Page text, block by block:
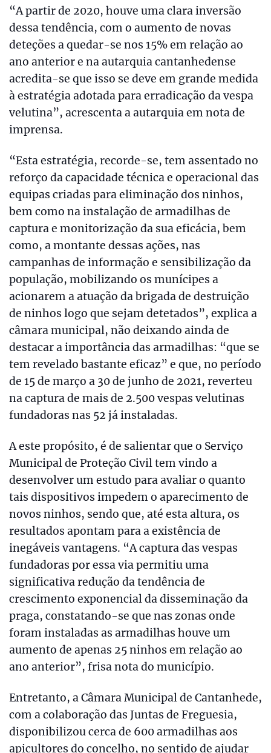
“A partir de 2020, houve uma clara inversão
dessa tendência, com o aumento de novas
deteções a quedar-se nos 15% em relação ao
ano anterior e na autarquia cantanhedense
acredita-se que isso se deve em grande medida
à estratégia adotada para erradicação da vespa
velutina”, acrescenta a autarquia em nota de
imprensa.
“Esta estratégia, recorde-se, tem assentado no
reforço da capacidade técnica e operacional das
equipas criadas para eliminação dos ninhos,
bem como na instalação de armadilhas de
captura e monitorização da sua eficácia, bem
como, a montante dessas ações, nas
campanhas de informação e sensibilização da
população, mobilizando os munícipes a
acionarem a atuação da brigada de destruição
de ninhos logo que sejam detetados”, explica a
câmara municipal, não deixando ainda de
destacar a importância das armadilhas: “que se
tem revelado bastante eficaz” e que, no período
de 15 de março a 30 de junho de 2021, reverteu
na captura de mais de 2.500 vespas velutinas
fundadoras nas 52 já instaladas.
A este propósito, é de salientar que o Serviço
Municipal de Proteção Civil tem vindo a
desenvolver um estudo para avaliar o quanto
tais dispositivos impedem o aparecimento de
novos ninhos, sendo que, até esta altura, os
resultados apontam para a existência de
inegáveis vantagens. “A captura das vespas
fundadoras por essa via permitiu uma
significativa redução da tendência de
crescimento exponencial da disseminação da
praga, constatando-se que nas zonas onde
foram instaladas as armadilhas houve um
aumento de apenas 25 ninhos em relação ao
ano anterior”, frisa nota do município.
Entretanto, a Câmara Municipal de Cantanhede,
com a colaboração das Juntas de Freguesia,
disponibilizou cerca de 600 armadilhas aos
apicultores do concelho, no sentido de ajudar